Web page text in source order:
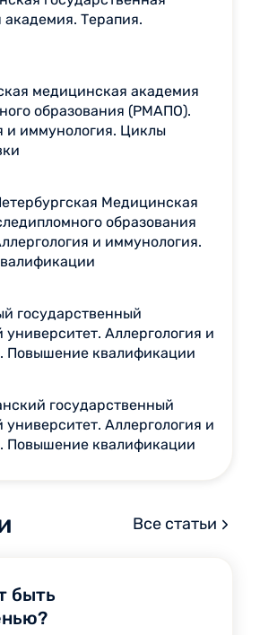
Терапия.
медицинская академия
образования (РМАПО).
и иммунология. Циклы
Медицинская
образования
и иммунология.
государственный
Аллергология и
Повышение квалификации
государственный
Аллергология и
Повышение квалификации
Все статьи
быть